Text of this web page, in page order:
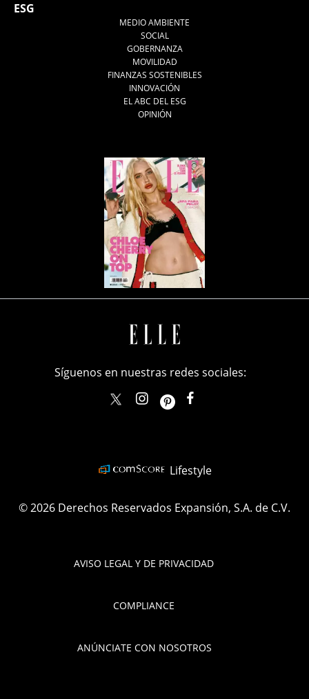
ESG
MEDIO AMBIENTE
SOCIAL
GOBERNANZA
MOVILIDAD
FINANZAS SOSTENIBLES
INNOVACIÓN
EL ABC DEL ESG
OPINIÓN
AVISO LEGAL Y DE PRIVACIDAD
COMPLIANCE
ANÚNCIATE CON NOSOTROS
Síguenos en nuestras redes sociales:
elle_mexicoellemexico
Lifestyle
© 2026 Derechos Reservados Expansión, S.A. de C.V.